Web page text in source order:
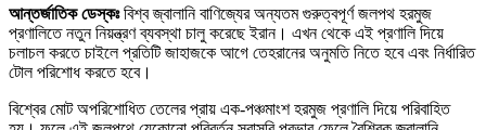
আন্তর্জাতিক ডেস্কঃবিশ্ব জ্বালানি বাণিজ্যের অন্যতম গুরুত্বপূর্ণ জলপথ হরমুজ
প্রণালিতে নতুন নিয়ন্ত্রণ ব্যবস্থা চালু করেছে ইরান। এখন থেকে এই প্রণালি দিয়ে
চলাচল করতে চাইলে প্রতিটি জাহাজকে আগে তেহরানের অনুমতি নিতে হবে এবং নির্ধারিত
টোল পরিশোধ করতে হবে।
বিশ্বের মোট অপরিশোধিত তেলের প্রায় এক-পঞ্চমাংশ হরমুজ প্রণালি দিয়ে পরিবাহিত